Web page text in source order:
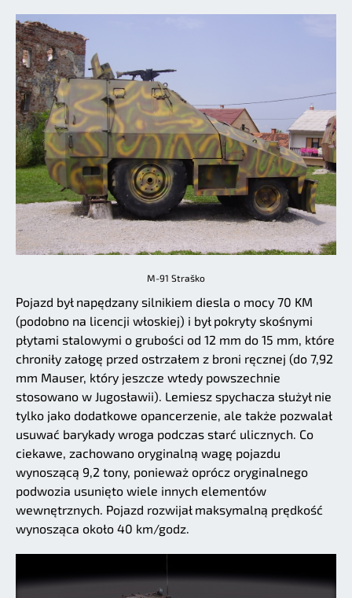
M-91 Straško
Pojazd był napędzany silnikiem diesla o mocy 70 KM
(podobno na licencji włoskiej) i był pokryty skośnymi
płytami stalowymi o grubości od 12 mm do 15 mm, które
chroniły załogę przed ostrzałem z broni ręcznej (do 7,92
mm Mauser, który jeszcze wtedy powszechnie
stosowano w Jugosławii). Lemiesz spychacza służył nie
tylko jako dodatkowe opancerzenie, ale także pozwalał
usuwać barykady wroga podczas starć ulicznych. Co
ciekawe, zachowano oryginalną wagę pojazdu
wynoszącą 9,2 tony, ponieważ oprócz oryginalnego
podwozia usunięto wiele innych elementów
wewnętrznych. Pojazd rozwijał maksymalną prędkość
wynosząca około 40 km/godz.